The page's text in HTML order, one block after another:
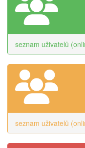
seznam uživatelů
seznam uživatelů